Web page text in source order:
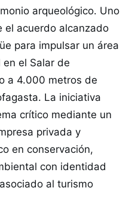
arqueológico. Uno
el acuerdo alcanzado
para impulsar un área
el Salar de
a 4.000 metros de
La iniciativa
crítico mediante un
privada y
en conservación,
con identidad
al turismo